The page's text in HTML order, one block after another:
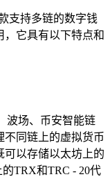
支持多链的数字钱
它具有以下特点和
波场、币安智能链
同链上的虚拟货币
可以存储以太坊上的
TRX和TRC - 20代